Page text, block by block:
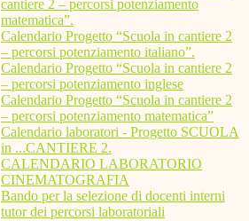
cantiere 2 – percorsi potenziamento
matematica”.
Calendario Progetto “Scuola in cantiere 2
– percorsi potenziamento italiano”.
Calendario Progetto “Scuola in cantiere 2
– percorsi potenziamento inglese
Calendario Progetto “Scuola in cantiere 2
– percorsi potenziamento matematica”
Calendario laboratori - Progetto SCUOLA
in ...CANTIERE 2.
CALENDARIO LABORATORIO
CINEMATOGRAFIA
Bando per la selezione di docenti interni
tutor dei percorsi laboratoriali